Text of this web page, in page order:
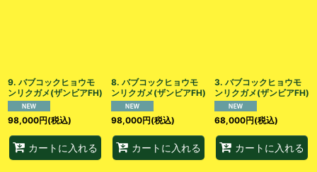
9. バブコックヒョウモ
ンリクガメ(ザンビアFH)
98,000円(税込)
カートに入れる
8. バブコックヒョウモ
ンリクガメ(ザンビアFH)
98,000円(税込)
カートに入れる
3. バブコックヒョウモ
ンリクガメ(ザンビアFH)
68,000円(税込)
カートに入れる